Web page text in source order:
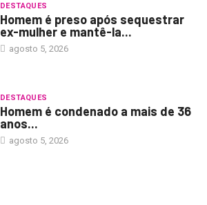
DESTAQUES
Homem é preso após sequestrar
ex-mulher e mantê-la...
agosto 5, 2026
DESTAQUES
Homem é condenado a mais de 36
anos...
agosto 5, 2026